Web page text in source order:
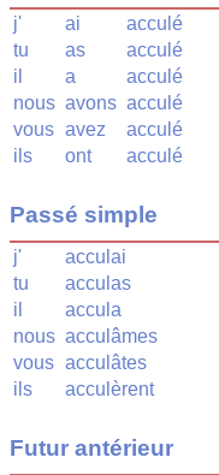
j' ai
acculé
tu
as
acculé
il
a
acculé
nous avons acculé
vous avez
acculé
ils
ont acculé
Passé simple
j'
acculai
tu
acculas
il
accula
nous acculâmes
vous acculâtes
ils
acculèrent
Futur antérieur